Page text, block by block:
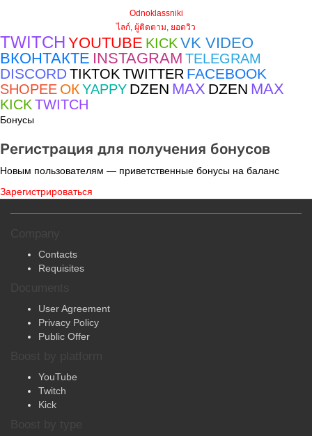
Odnoklassniki
ไลก์, ผู้ติดตาม, ยอดวิว
TWITCH YOUTUBE KICK VK VIDEO
ВКОНТАКТЕ INSTAGRAM TELEGRAM
DISCORD TIKTOK TWITTER FACEBOOK
SHOPEE ОКYAPPY DZEN MAX DZEN MAX
KICK TWITCH
Бонусы
Регистрация для получения бонусов
Новым пользователям — приветственные бонусы на баланс
Зарегистрироваться
Contacts
Requisites
User Agreement
Privacy Policy
Public Offer
YouTube
Twitch
Kick